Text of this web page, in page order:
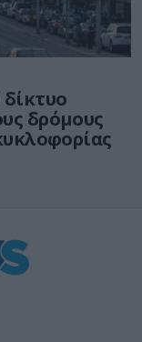
δρόμους